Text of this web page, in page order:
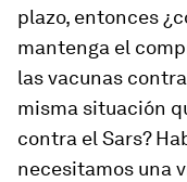
plazo, entonces
mantenga el
las vacunas
misma situación
contra el Sars?
necesitamos una